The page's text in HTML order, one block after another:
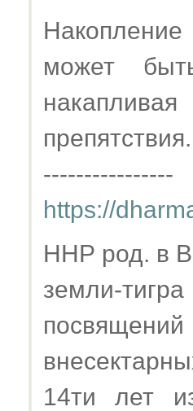
может
препятствия.
----------------
https://
ННР род. в
земли-
14ти лет